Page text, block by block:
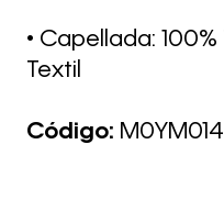
• Capellada: 100%
Textil
Código: